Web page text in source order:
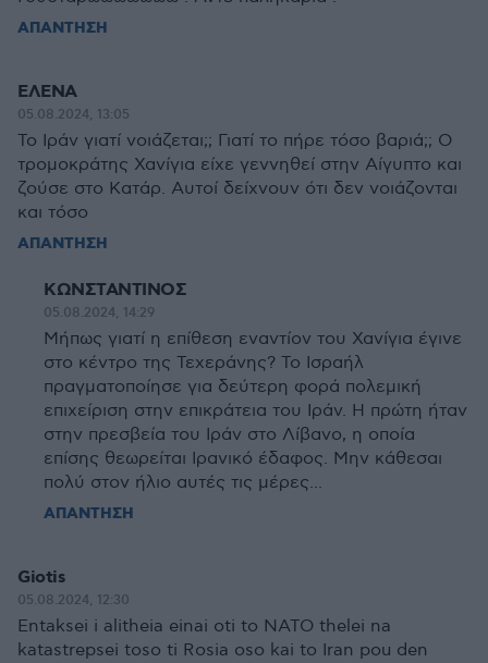
ΑΠΑΝΤΗΣΗ
ΕΛΕΝΑ
05.08.2024, 13:05
Το Ιράν γιατί νοιάζεται;; Γιατί το πήρε τόσο βαριά;; Ο
τρομοκράτης Χανίγια είχε γεννηθεί στην Αίγυπτο και
ζούσε στο Κατάρ. Αυτοί δείχνουν ότι δεν νοιάζονται
και τόσο
ΑΠΑΝΤΗΣΗ
ΚΩΝΣΤΑΝΤΙΝΟΣ
05.08.2024, 14:29
Μήπως γιατί η επίθεση εναντίον του Χανίγια έγινε
στο κέντρο της Τεχεράνης? Το Ισραήλ
πραγματοποίησε για δεύτερη φορά πολεμική
επιχείριση στην επικράτεια του Ιράν. Η πρώτη ήταν
στην πρεσβεία του Ιράν στο Λίβανο, η οποία
επίσης θεωρείται Ιρανικό έδαφος. Μην κάθεσαι
πολύ στον ήλιο αυτές τις μέρες...
ΑΠΑΝΤΗΣΗ
Giotis
05.08.2024, 12:30
Entaksei i alitheia einai oti to NATO thelei na
katastrepsei toso ti Rosia oso kai to Iran pou den